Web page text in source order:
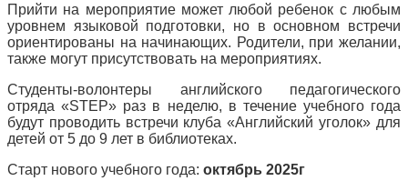
Прийти на мероприятие может любой ребенок с любым
уровнем языковой подготовки, но в основном встречи
ориентированы на начинающих. Родители, при желании,
также могут присутствовать на мероприятиях.
Студенты-волонтеры английского педагогического
отряда «STEP» раз в неделю, в течение учебного года
будут проводить встречи клуба «Английский уголок» для
детей от 5 до 9 лет в библиотеках.
Старт нового учебного года: октябрь 2025г